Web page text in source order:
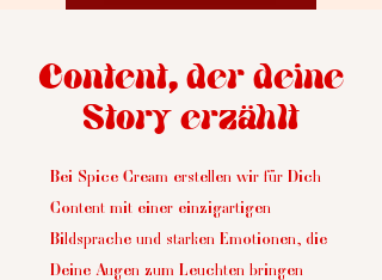
Content, der deine
Story erzählt
Bei Spice Cream erstellen wir für Dich
Content mit einer einzigartigen
Bildsprache und starken Emotionen, die
Deine Augen zum Leuchten bringen